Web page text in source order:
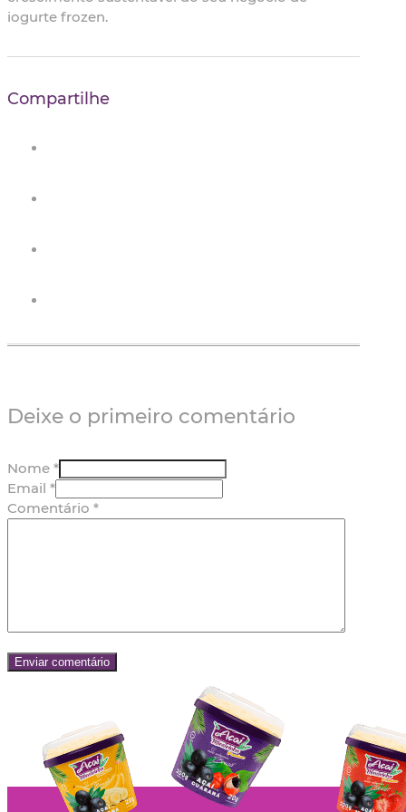
iogurte frozen.
Compartilhe
Deixe o primeiro comentário
Nome *
Email *
Comentário *